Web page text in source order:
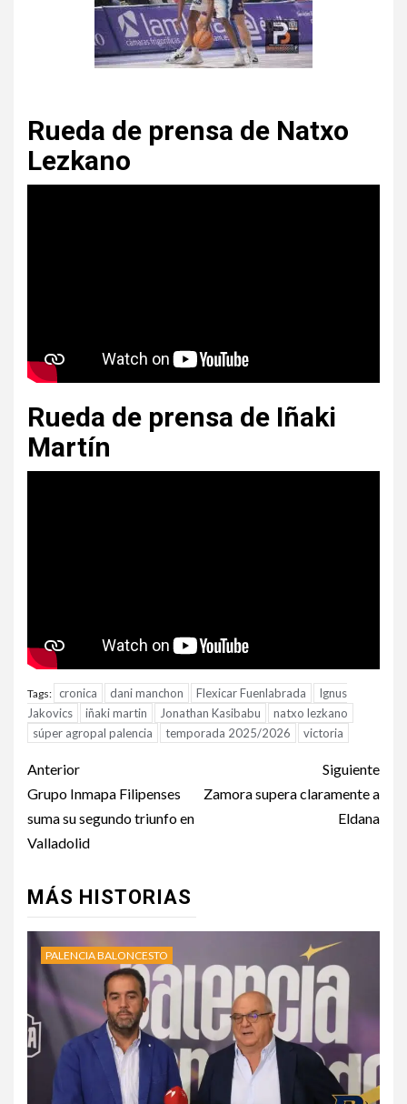
Rueda de prensa de Natxo
Lezkano
Rueda de prensa de Iñaki
Martín
Tags: cronica dani manchon Flexicar Fuenlabrada
Ignus
Jakovics
iñaki martin Jonathan Kasibabu
natxo lezkano
súper agropal palencia
temporada 2025/2026 victoria
Anterior
Grupo Inmapa Filipenses
suma su segundo triunfo en
Valladolid
Siguiente
Zamora supera claramente a
Eldana
MÁS HISTORIAS
PALENCIA BALONCESTO